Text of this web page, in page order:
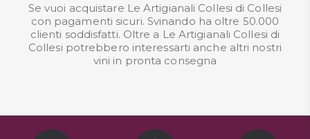
Se vuoi acquistare Le Artigianali Collesi di Collesi
con pagamenti sicuri. Svinando ha oltre 50.000
clienti soddisfatti. Oltre a Le Artigianali Collesi di
Collesi potrebbero interessarti anche altri nostri
vini in pronta consegna